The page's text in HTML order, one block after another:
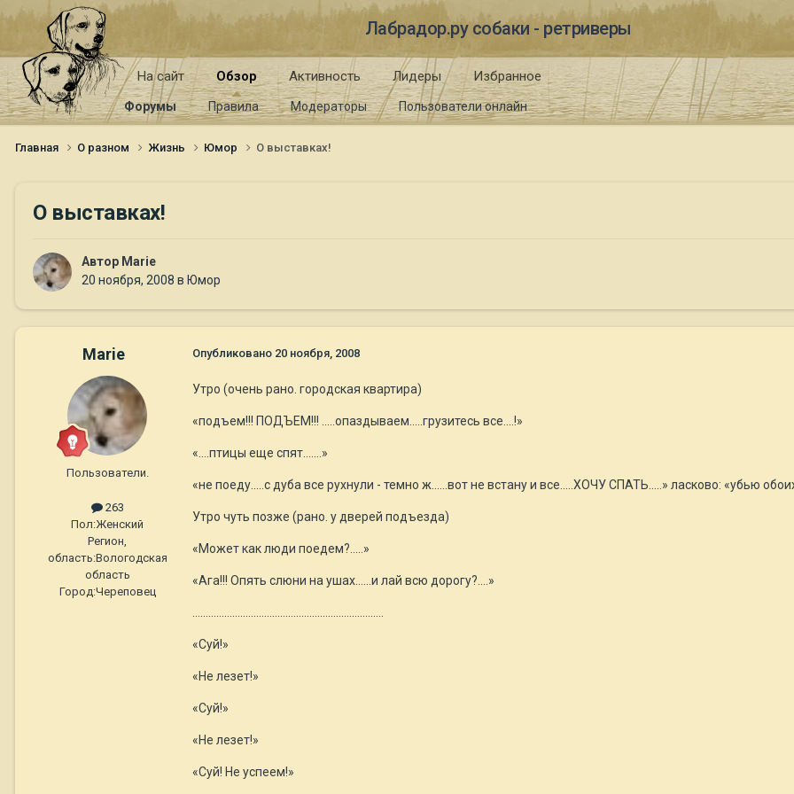
Лабрадор.ру собаки - ретриверы
На сайт Обзор
Форумы Правила Модераторы Пользователи онлайн
Активность Лидеры Избранное
Главная О разном Жизнь Юмор О выставках!
О выставках!
Автор Marie
20 ноября, 2008 в Юмор
Marie
Пользователи.
263
Пол:Женский
Регион,
область:Вологодская
область
Город:Череповец
Опубликовано 20 ноября, 2008
Утро (очень рано. городская квартира)
«подъем!!! ПОДЪЕМ!!! …..опаздываем…..грузитесь все….!»
«….птицы еще спят…….»
«не поеду..…с дуба все рухнули - темно ж…...вот не встану и все…..ХОЧУ СПАТЬ…..» ласково: «убью
Утро чуть позже (рано. у дверей подъезда)
«Может как люди поедем?.....»
«Ага!!! Опять слюни на ушах…...и лай всю дорогу?....»
«Суй!»
«Не лезет!»
«Суй!»
«Не лезет!»
«Суй! Не успеем!»